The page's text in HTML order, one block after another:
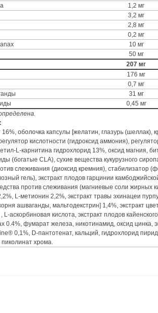
1,2 мг
3,2 мг
2,8 мг
0,2 мг
10 мг
50 мг
207 мг
176 мг
0,7 мг
31 мг
0,45 мг
16%, оболочка капсулы [желатин, глазурь (шеллак),
кислотности (гидроксид аммония),
L-карнитина гидрохлорид 13%, оксид магния,
(богатые CLA), сухие вещества кукурузного
слеживания (диоксид кремния), стабилизатор
гель), экстракт плодов гарцинии
против слеживания (магниевые соли жирных
L-метионин 2,2%, экстракт травы эхинацеи
ашваганды, мальтодекстрин] 1,4%, экстракт
L-аскорбиновая кислота, экстракт плодов
0.4%, фумарат железа, никотинамид, оксид цинка,
0,1%, D-пантотенат, кальций, гидрохлорид
хрома.